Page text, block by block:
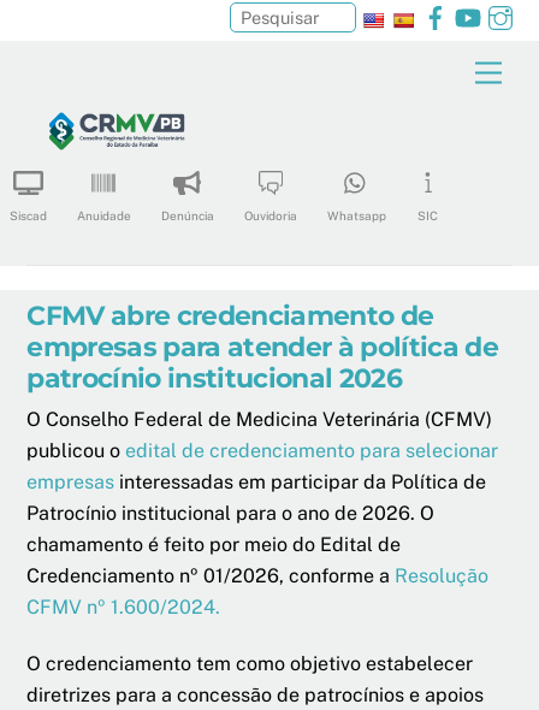
content
Facebook
Siscad Anuidade Denúncia Ouvidoria Whatsapp SIC
Pesquisar
CFMV abre credenciamento de
empresas para atender à política de
patrocínio institucional 2026
O Conselho Federal de Medicina Veterinária (CFMV)
publicou oedital de credenciamento para selecionar
empresas interessadas em participar da Política de
Patrocínio institucional para o ano de 2026. O
chamamento é feito por meio do Edital de
Credenciamento nº 01/2026, conforme a Resolução
CFMV nº 1.600/2024.
O credenciamento tem como objetivo estabelecer
diretrizes para a concessão de patrocínios e apoios